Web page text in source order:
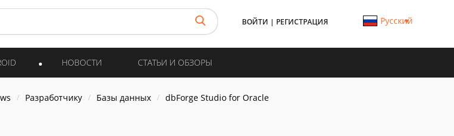
ВОЙТИ | РЕГИСТРАЦИЯ Русский
НОВОСТИ СТАТЬИ И ОБЗОРЫ
Разработчику Базы данных dbForge Studio for Oracle